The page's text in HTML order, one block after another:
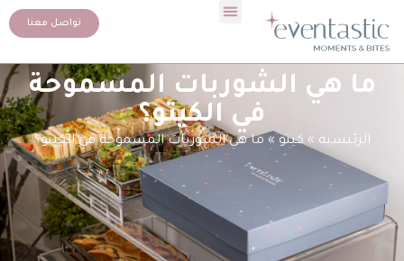
تواصل معنا
ما هي الشوربات المسموحة
في الكيتو؟
الرئيسية »كيتو » ما هي الشوربات المسموحة في الكيتو؟